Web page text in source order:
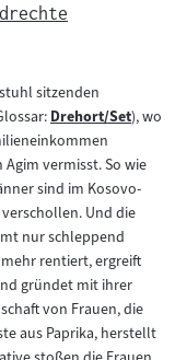
sitzenden
Zum
Inhalt:
Drehort/Set), wo
vermisst. So wie
sind im Kosovo-
Und die
nur schleppend
rentiert, ergreift
gründet mit ihrer
von Frauen, die
aus Paprika, herstellt